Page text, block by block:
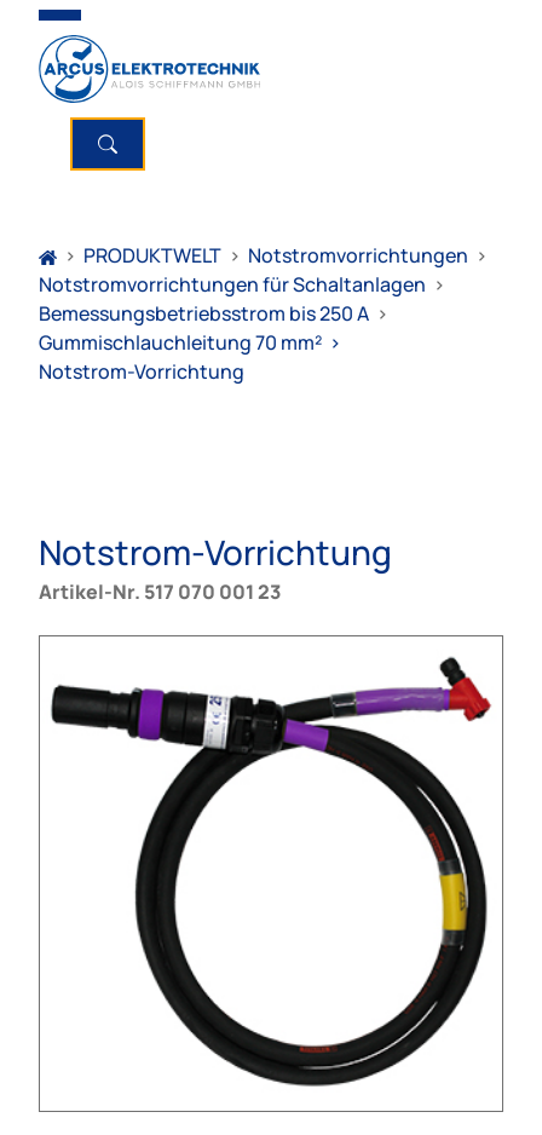
> PRODUKTWELT > Notstromvorrichtungen >
Notstromvorrichtungen für Schaltanlagen >
Bemessungsbetriebsstrom bis 250 A >
Gummischlauchleitung 70 mm² >
Notstrom-Vorrichtung
Notstrom-Vorrichtung
Artikel-Nr. 517 070 001 23